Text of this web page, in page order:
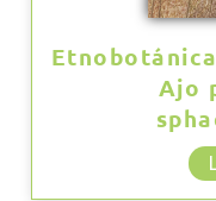
Ajo